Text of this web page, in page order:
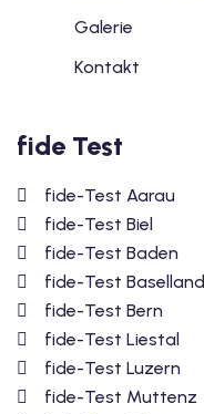
Galerie
Kontakt
fide Test
fide-Test Aarau
fide-Test Biel
fide-Test Baden
fide-Test Baselland
fide-Test Bern
fide-Test Liestal
fide-Test Luzern
fide-Test Muttenz